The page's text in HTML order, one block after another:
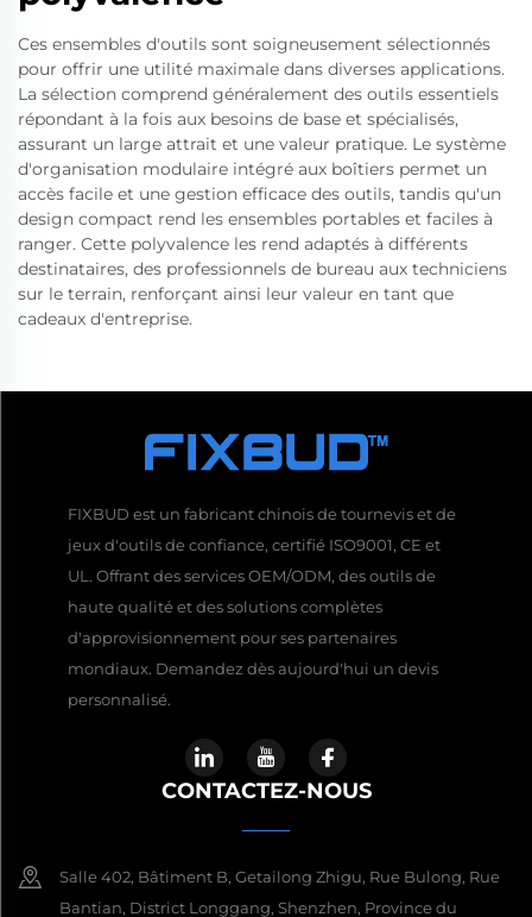
Ces ensembles d'outils sont soigneusement sélectionnés
pour offrir une utilité maximale dans diverses applications.
La sélection comprend généralement des outils essentiels
répondant à la fois aux besoins de base et spécialisés,
assurant un large attrait et une valeur pratique. Le système
d'organisation modulaire intégré aux boîtiers permet un
accès facile et une gestion efficace des outils, tandis qu'un
design compact rend les ensembles portables et faciles à
ranger. Cette polyvalence les rend adaptés à différents
destinataires, des professionnels de bureau aux techniciens
sur le terrain, renforçant ainsi leur valeur en tant que
cadeaux d'entreprise.
FIXBUD est un fabricant chinois de tournevis et de
jeux d'outils de confiance, certifié ISO9001, CE et
UL. Offrant des services OEM/ODM, des outils de
haute qualité et des solutions complètes
d'approvisionnement pour ses partenaires
mondiaux. Demandez dès aujourd'hui un devis
personnalisé.
CONTACTEZ-NOUS
Salle 402, Bâtiment B, Getailong Zhigu, Rue Bulong, Rue
Bantian, District Longgang, Shenzhen, Province du